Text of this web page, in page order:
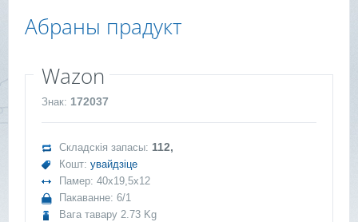
Абраны прадукт
Wazon
Знак: 172037
Складскія запасы: 112,
Кошт:увайдзіце
Памер: 40x19,5x12
Пакаванне: 6/1
Вага тавару 2.73 Kg